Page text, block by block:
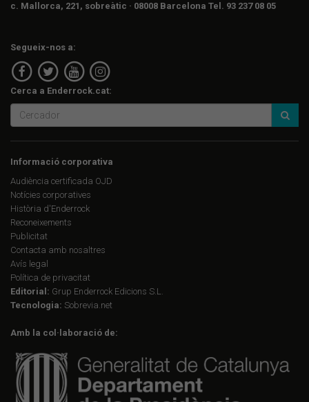
c. Mallorca, 221, sobreàtic · 08008 Barcelona Tel. 93 237 08 05
Segueix-nos a:
Cerca a Enderrock.cat:
Informació corporativa
Audiència certificada OJD
Notícies corporatives
Història d'Enderrock
Reconeixements
Publicitat
Contacta amb nosaltres
Avís legal
Política de privacitat
Editorial: Grup Enderrock Edicions S.L.
Tecnologia: Sobrevia.net
Amb la col·laboració de: